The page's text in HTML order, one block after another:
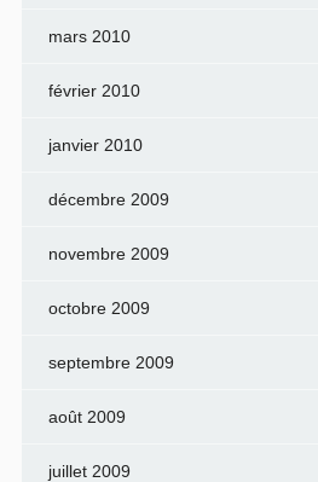
mars 2010
février 2010
janvier 2010
décembre 2009
novembre 2009
octobre 2009
septembre 2009
août 2009
juillet 2009